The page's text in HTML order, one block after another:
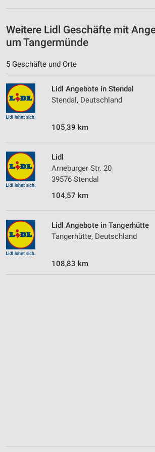
Weitere Lidl Geschäfte mit
um Tangermünde
5 Geschäfte und Orte
Lidl Angebote in Stendal
Stendal, Deutschland
105,39 km
Lidl
Arneburger Str. 20
39576 Stendal
104,57 km
Lidl Angebote in Tangerhütte
Tangerhütte, Deutschland
108,83 km
Informationen identifizieren
Nicht-IAB-Verarbeitungszwecke:
Funktional
Werbung